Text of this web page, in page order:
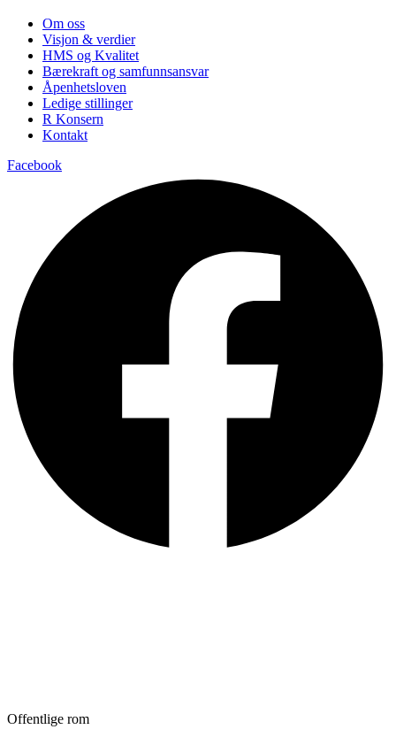
Om oss
Visjon & verdier
HMS og Kvalitet
Bærekraft og samfunnsansvar
Åpenhetsloven
Ledige stillinger
R Konsern
Kontakt
Facebook
Offentlige rom